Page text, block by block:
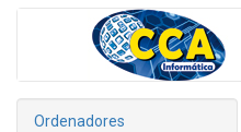
Ordenadores